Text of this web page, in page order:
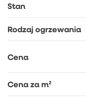
Stan
Rodzaj ogrzewania
Cena
Cena za m²